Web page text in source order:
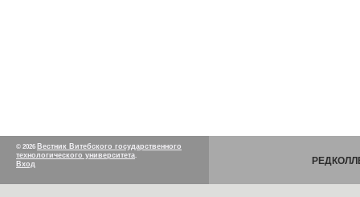
© 2026 Вестник Витебского государственного
технологического университета.
Вход